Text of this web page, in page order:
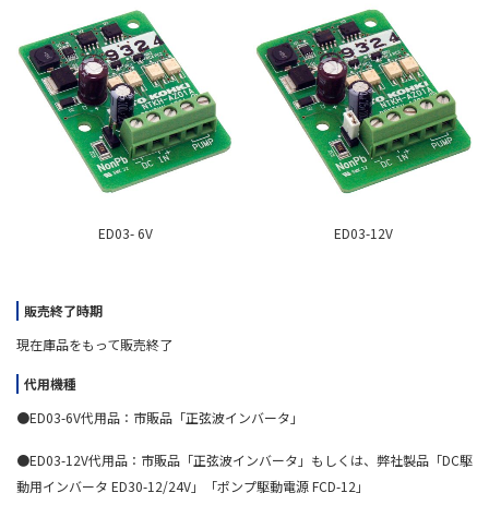
ED03- 6V ED03-12V
販売終了時期
現在庫品をもって販売終了
代用機種
●ED03-6V代用品：市販品「正弦波インバータ」
●ED03-12V代用品：市販品「正弦波インバータ」もしくは、弊社製品「DC駆
動用インバータ ED30-12/24V」「ポンプ駆動電源 FCD-12」